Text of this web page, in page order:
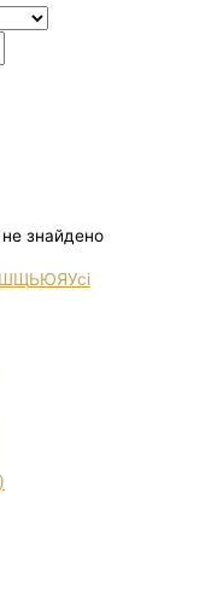
знайдено
ШЩЬЮЯУсі